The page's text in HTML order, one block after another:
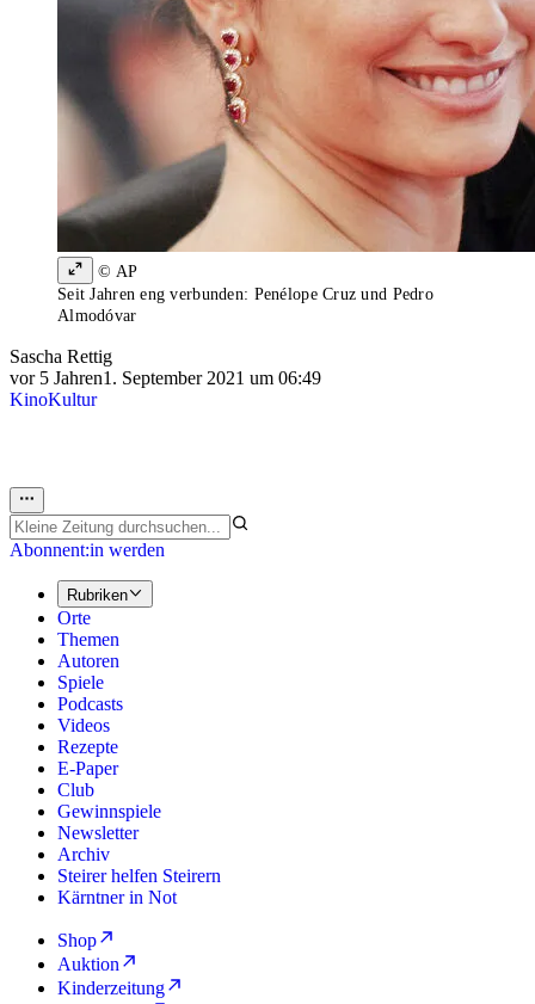
© AP
Seit Jahren eng verbunden: Penélope Cruz und Pedro
Almodóvar
Sascha Rettig
vor 5 Jahren1. September 2021 um 06:49
KinoKultur
Abonnent:in werden
Rubriken
Orte
Themen
Autoren
Spiele
Podcasts
Videos
Rezepte
E-Paper
Club
Gewinnspiele
Newsletter
Archiv
Steirer helfen Steirern
Kärntner in Not
Shop
Auktion
Kinderzeitung